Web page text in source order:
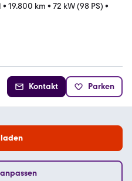
• 19.800 km • 72 kW (98 PS) •
Kontakt Parken